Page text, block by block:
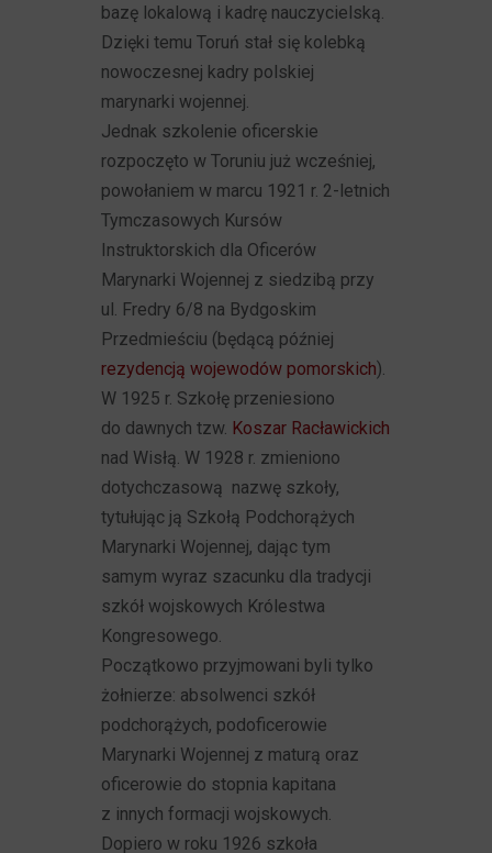
bazę lokalową i kadrę nauczycielską.
Dzięki temu Toruń stał się kolebką
nowoczesnej kadry polskiej
marynarki wojennej.
Jednak szkolenie oficerskie
rozpoczęto w Toruniu już wcześniej,
powołaniem w marcu 1921 r. 2-letnich
Tymczasowych Kursów
Instruktorskich dla Oficerów
Marynarki Wojennej z siedzibą przy
ul. Fredry 6/8 na Bydgoskim
Przedmieściu (będącą później
rezydencją wojewodów pomorskich).
W 1925 r. Szkołę przeniesiono
do dawnych tzw. Koszar Racławickich
nad Wisłą. W 1928 r. zmieniono
dotychczasową nazwę szkoły,
tytułując ją Szkołą Podchorążych
Marynarki Wojennej, dając tym
samym wyraz szacunku dla tradycji
szkół wojskowych Królestwa
Kongresowego.
Początkowo przyjmowani byli tylko
żołnierze: absolwenci szkół
podchorążych, podoficerowie
Marynarki Wojennej z maturą oraz
oficerowie do stopnia kapitana
z innych formacji wojskowych.
Dopiero w roku 1926 szkoła